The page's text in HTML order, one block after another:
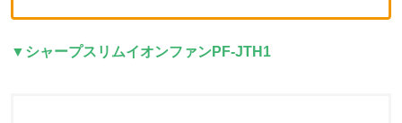
▼シャープスリムイオンファンPF-JTH1